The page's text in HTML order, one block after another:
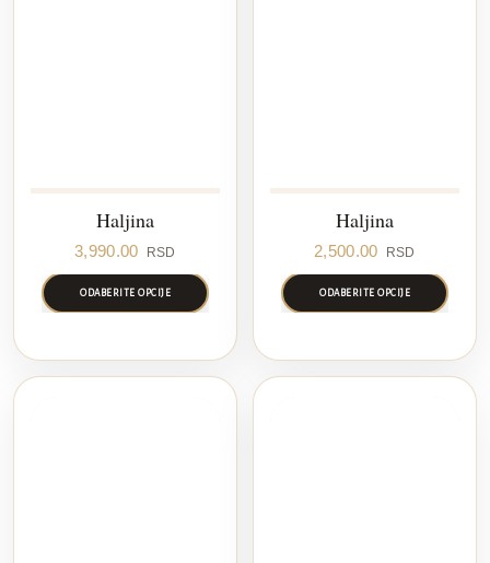
Haljina
3,990.00 RSD
ODABERITE OPCIJE
Haljina
2,500.00 RSD
ODABERITE OPCIJE